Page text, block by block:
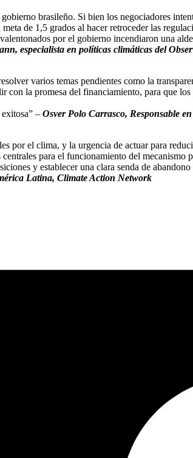
brasileño. Si bien los negociadores
de 1,5 grados al hacer retroceder las
por el gobierno incendiaron una
especialista en políticas climáticas del
varios temas pendientes como la
la promesa del financiamiento, para que
– Osver Polo Carrasco, Responsable
por el clima, y la urgencia de actuar para
para el funcionamiento del
y establecer una clara senda de
Latina, Climate Action Network